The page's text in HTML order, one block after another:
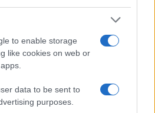
to enable storage
like cookies on web or
data to be sent to
purposes.